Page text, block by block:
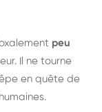
peu
Il ne tourne
en quête de